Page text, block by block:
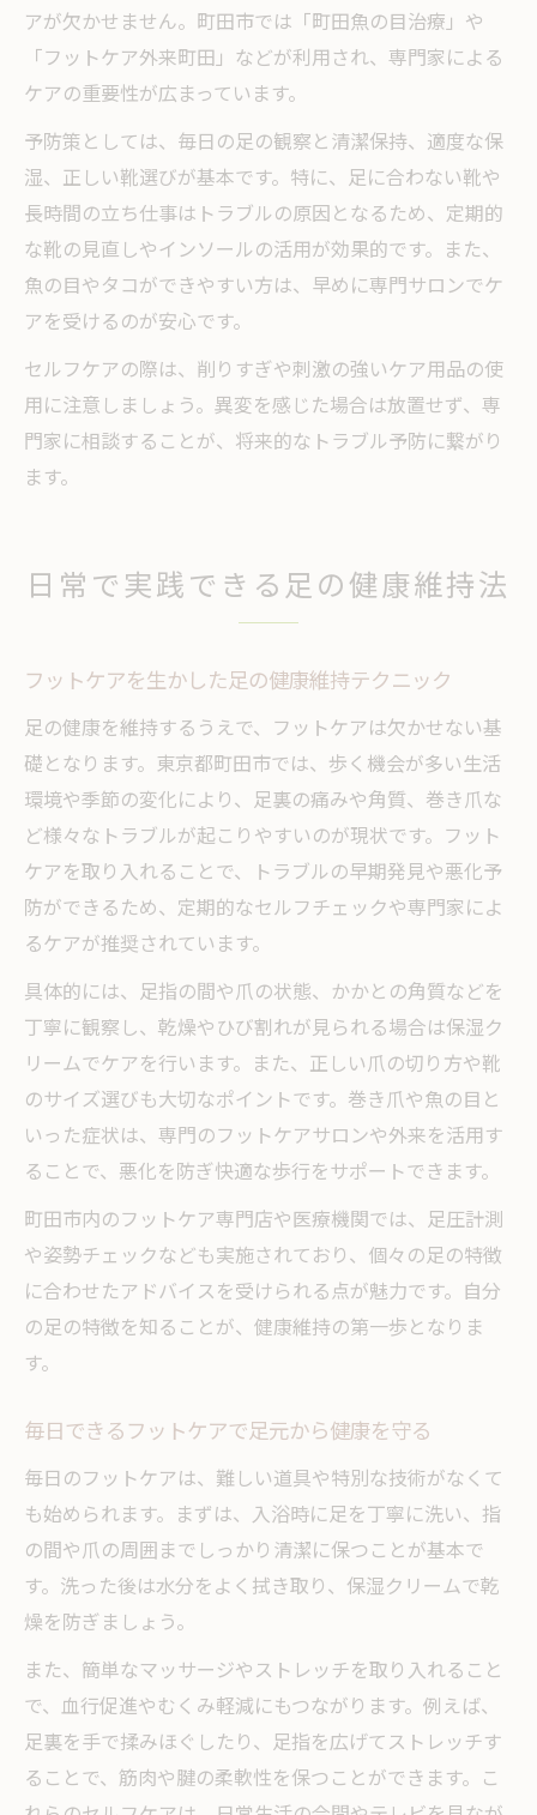
アが欠かせません。町田市では「町田魚の目治療」や
「フットケア外来町田」などが利用され、専門家による
ケアの重要性が広まっています。
予防策としては、毎日の足の観察と清潔保持、適度な保
湿、正しい靴選びが基本です。特に、足に合わない靴や
長時間の立ち仕事はトラブルの原因となるため、定期的
な靴の見直しやインソールの活用が効果的です。また、
魚の目やタコができやすい方は、早めに専門サロンでケ
アを受けるのが安心です。
セルフケアの際は、削りすぎや刺激の強いケア用品の使
用に注意しましょう。異変を感じた場合は放置せず、専
門家に相談することが、将来的なトラブル予防に繋がり
ます。
日常で実践できる足の健康維持法
フットケアを生かした足の健康維持テクニック
足の健康を維持するうえで、フットケアは欠かせない基
礎となります。東京都町田市では、歩く機会が多い生活
環境や季節の変化により、足裏の痛みや角質、巻き爪な
ど様々なトラブルが起こりやすいのが現状です。フット
ケアを取り入れることで、トラブルの早期発見や悪化予
防ができるため、定期的なセルフチェックや専門家によ
るケアが推奨されています。
具体的には、足指の間や爪の状態、かかとの角質などを
丁寧に観察し、乾燥やひび割れが見られる場合は保湿ク
リームでケアを行います。また、正しい爪の切り方や靴
のサイズ選びも大切なポイントです。巻き爪や魚の目と
いった症状は、専門のフットケアサロンや外来を活用す
ることで、悪化を防ぎ快適な歩行をサポートできます。
町田市内のフットケア専門店や医療機関では、足圧計測
や姿勢チェックなども実施されており、個々の足の特徴
に合わせたアドバイスを受けられる点が魅力です。自分
の足の特徴を知ることが、健康維持の第一歩となりま
す。
毎日できるフットケアで足元から健康を守る
毎日のフットケアは、難しい道具や特別な技術がなくて
も始められます。まずは、入浴時に足を丁寧に洗い、指
の間や爪の周囲までしっかり清潔に保つことが基本で
す。洗った後は水分をよく拭き取り、保湿クリームで乾
燥を防ぎましょう。
また、簡単なマッサージやストレッチを取り入れること
で、血行促進やむくみ軽減にもつながります。例えば、
足裏を手で揉みほぐしたり、足指を広げてストレッチす
ることで、筋肉や腱の柔軟性を保つことができます。こ